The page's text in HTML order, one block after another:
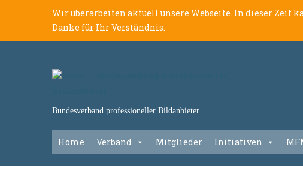
Wir überarbeiten aktuell unsere Webseite. In dieser Zeit
Danke für Ihr Verständnis.
Bundesverband professioneller Bildanbieter
Home Verband Mitglieder Initiativen